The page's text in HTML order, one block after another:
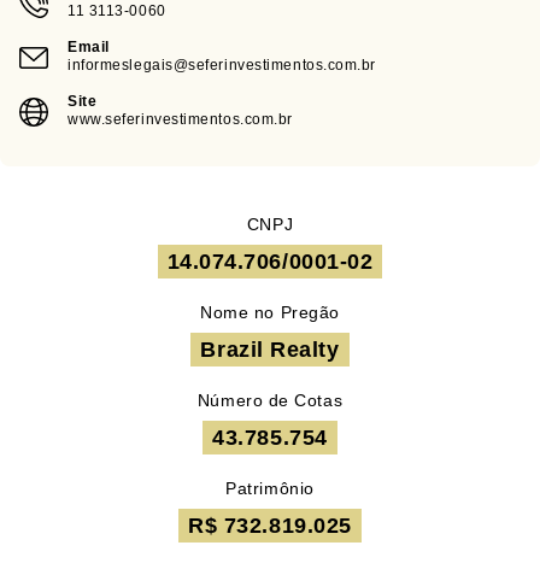
11 3113-0060
Email
informeslegais@seferinvestimentos.com.br
Site
www.seferinvestimentos.com.br
CNPJ
14.074.706/0001-02
Nome no Pregão
Brazil Realty
Número de Cotas
43.785.754
Patrimônio
R$ 732.819.025